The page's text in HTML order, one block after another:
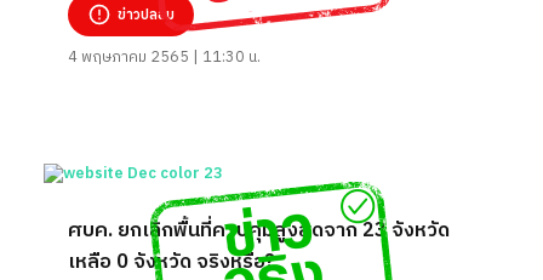
ข่าวปลอม
4 พฤษภาคม 2565 | 11:30 น.
ศบค. ยกเลิกพื้นที่ควบคุมสูงสุดจาก 23 จังหวัด
เหลือ 0 จังหวัด จริงหรือ?